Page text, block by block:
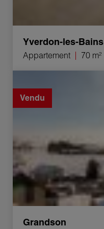
Yverdon-les-Bains
Appartement 70 m²
Vendu
Grandson